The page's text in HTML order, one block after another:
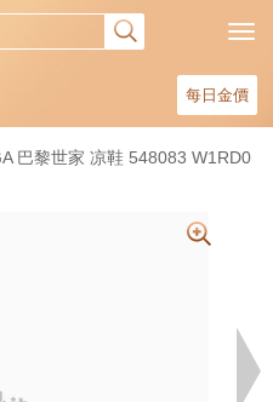
每日金價
巴黎世家 凉鞋 548083 W1RD0